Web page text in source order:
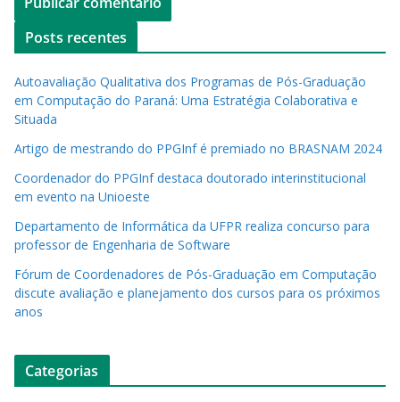
Posts recentes
Autoavaliação Qualitativa dos Programas de Pós-Graduação
em Computação do Paraná: Uma Estratégia Colaborativa e
Situada
Artigo de mestrando do PPGInf é premiado no BRASNAM 2024
Coordenador do PPGInf destaca doutorado interinstitucional
em evento na Unioeste
Departamento de Informática da UFPR realiza concurso para
professor de Engenharia de Software
Fórum de Coordenadores de Pós-Graduação em Computação
discute avaliação e planejamento dos cursos para os próximos
anos
Categorias